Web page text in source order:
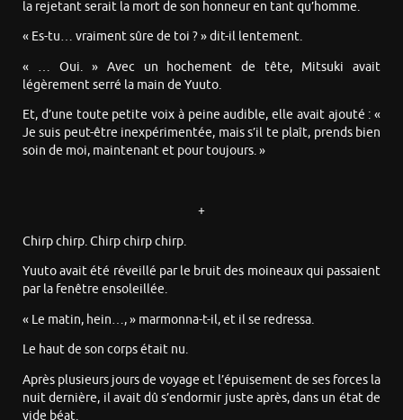
la rejetant serait la mort de son honneur en tant qu’homme.
« Es-tu… vraiment sûre de toi ? » dit-il lentement.
« … Oui. » Avec un hochement de tête, Mitsuki avait
légèrement serré la main de Yuuto.
Et, d’une toute petite voix à peine audible, elle avait ajouté : «
Je suis peut-être inexpérimentée, mais s’il te plaît, prends bien
soin de moi, maintenant et pour toujours. »
+
Chirp chirp. Chirp chirp chirp.
Yuuto avait été réveillé par le bruit des moineaux qui passaient
par la fenêtre ensoleillée.
« Le matin, hein…, » marmonna-t-il, et il se redressa.
Le haut de son corps était nu.
Après plusieurs jours de voyage et l’épuisement de ses forces la
nuit dernière, il avait dû s’endormir juste après, dans un état de
vide béat.